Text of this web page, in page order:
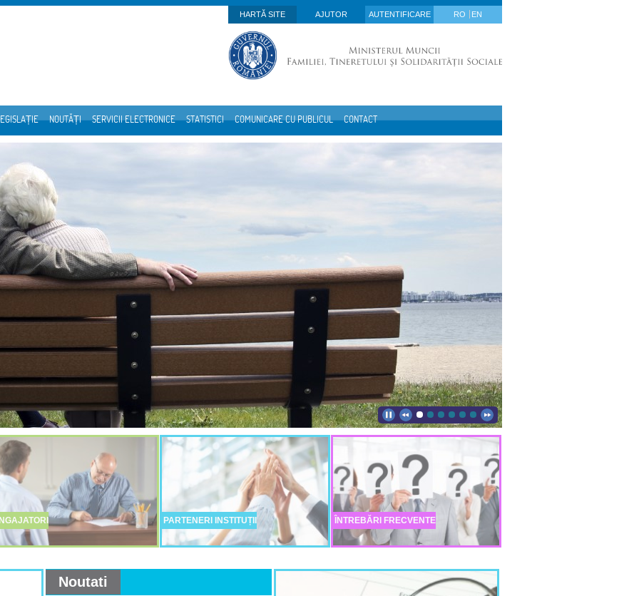
HARTĂ SITE
AJUTOR AUTENTIFICARE RO EN
NOUTĂȚI SERVICII ELECTRONICE STATISTICI COMUNICARE CU PUBLICUL CONTACT
PARTENERI INSTITUȚII ÎNTREBĂRI FRECVENTE
Noutati